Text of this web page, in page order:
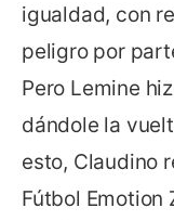
igualdad, con
peligro por
Pero Lemine
dándole la
esto, Claudino
Fútbol Emotion